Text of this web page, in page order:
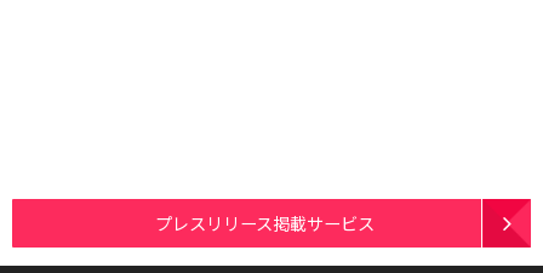
プレスリリース掲載サービス